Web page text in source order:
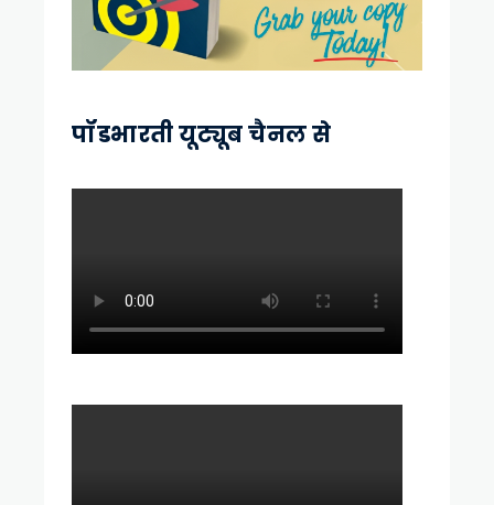
पॉडभारती यूट्यूब चैनल से